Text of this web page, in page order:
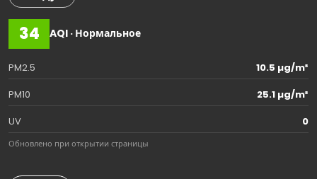
34 AQI · Нормальное
PM2.5
10.5 µg/m³
PM10
25.1 µg/m³
UV
0
Обновлено при открытии страницы